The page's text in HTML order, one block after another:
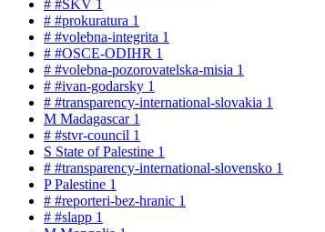
# #SKV 1
# #prokuratura 1
# #volebna-integrita 1
# #OSCE-ODIHR 1
# #volebna-pozorovatelska-misia 1
# #ivan-godarsky 1
# #transparency-international-slovakia 1
M Madagascar 1
# #stvr-council 1
S State of Palestine 1
# #transparency-international-slovensko 1
PPalestine 1
# #reporteri-bez-hranic 1
# #slapp 1